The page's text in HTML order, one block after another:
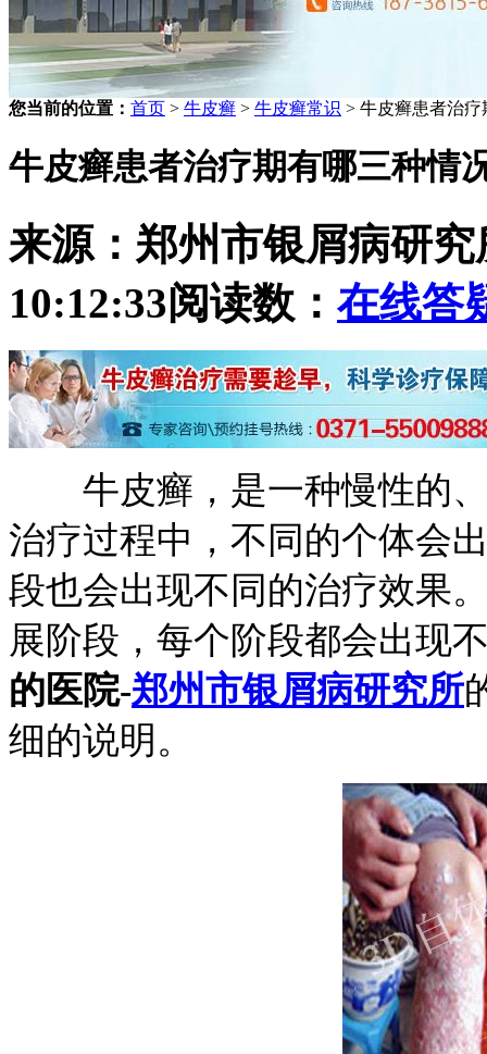
您当前的位置： 首页 > 牛皮癣 > 牛皮癣常识 > 牛皮癣患者治
牛皮癣患者治疗期有哪三种情
来源：郑州市银屑病研究
10:12:33阅读数： 在线答
牛皮癣，是一种慢性的、
治疗过程中，不同的个体会
段也会出现不同的治疗效果
展阶段，每个阶段都会出现
的医院-郑州市银屑病研究所
细的说明。